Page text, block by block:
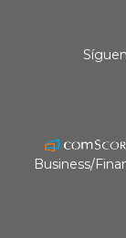
Business/